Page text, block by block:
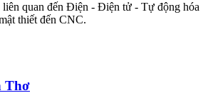
liên quan đến Điện - Điện tử - Tự động hóa
thiết đến CNC.
Thơ